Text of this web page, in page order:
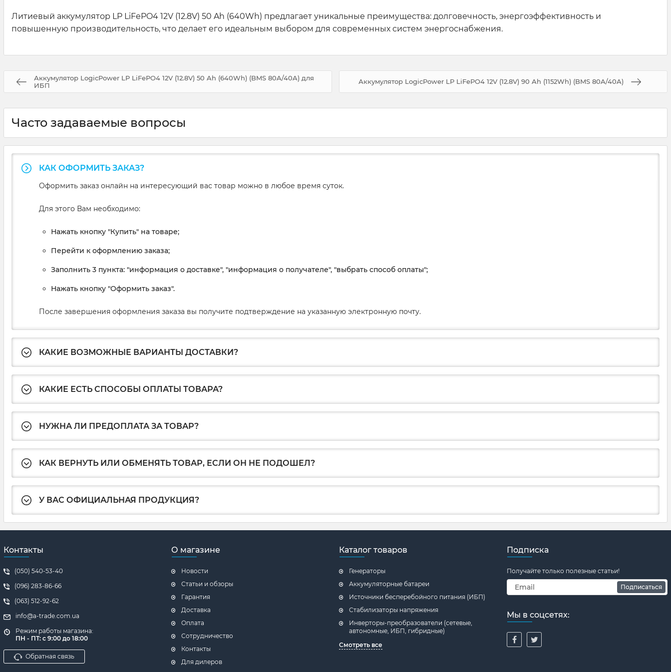
Литиевый аккумулятор LP LiFePO4 12V (12.8V) 50 Ah (640Wh) предлагает уникальные преимущества: долговечность, энергоэффективность и
повышенную производительность, что делает его идеальным выбором для современных систем энергоснабжения.
Аккумулятор LogicPower LP LiFePO4 12V (12.8V) 50 Ah (640Wh) (BMS 80A/40A) для
ИБП
Аккумулятор LogicPower LP LiFePO4 12V (12.8V) 90 Ah (1152Wh) (BMS 80A/40A)
Часто задаваемые вопросы
КАК ОФОРМИТЬ ЗАКАЗ?
Оформить заказ онлайн на интересующий вас товар можно в любое время суток.
Для этого Вам необходимо:
Нажать кнопку "Купить" на товаре;
Перейти к оформлению заказа;
Заполнить 3 пункта: "информация о доставке", "информация о получателе", "выбрать способ оплаты";
Нажать кнопку "Оформить заказ".
После завершения оформления заказа вы получите подтверждение на указанную электронную почту.
КАКИЕ ВОЗМОЖНЫЕ ВАРИАНТЫ ДОСТАВКИ?
КАКИЕ ЕСТЬ СПОСОБЫ ОПЛАТЫ ТОВАРА?
НУЖНА ЛИ ПРЕДОПЛАТА ЗА ТОВАР?
КАК ВЕРНУТЬ ИЛИ ОБМЕНЯТЬ ТОВАР, ЕСЛИ ОН НЕ ПОДОШЕЛ?
У ВАС ОФИЦИАЛЬНАЯ ПРОДУКЦИЯ?
Контакты
(050) 540-53-40
(096) 283-86-66
(063) 512-92-62
info@a-trade.com.ua
Режим работы магазина:
ПН - ПТ: с 9:00 до 18:00
Обратная связь
О магазине
Новости
Статьи и обзоры
Гарантия
Доставка
Оплата
Сотрудничество
Контакты
Для дилеров
Каталог товаров
Генераторы
Аккумуляторные батареи
Источники бесперебойного питания (ИБП)
Стабилизаторы напряжения
Инверторы-преобразователи (сетевые,
автономные, ИБП, гибридные)
Смотреть все
Подписка
Получайте только полезные статьи!
Подписаться
Мы в соцсетях: